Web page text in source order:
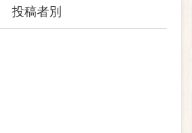
投稿者別